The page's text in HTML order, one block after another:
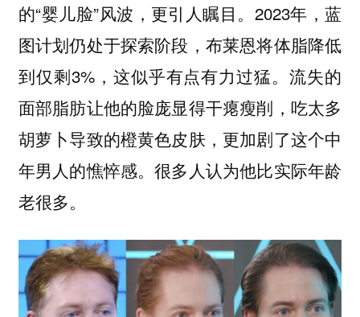
的“婴儿脸”风波，更引人瞩目。2023年，蓝
图计划仍处于探索阶段，布莱恩将体脂降低
到仅剩3%，这似乎有点有力过猛。流失的
面部脂肪让他的脸庞显得干瘪瘦削，吃太多
胡萝卜导致的橙黄色皮肤，更加剧了这个中
年男人的憔悴感。很多人认为他比实际年龄
老很多。